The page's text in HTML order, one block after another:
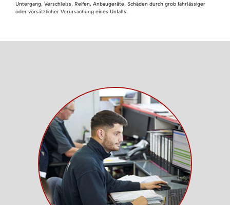
Untergang, Verschleiss, Reifen, Anbaugeräte, Schäden durch grob fahrlässiger
oder vorsätzlicher Verursachung eines Unfalls.